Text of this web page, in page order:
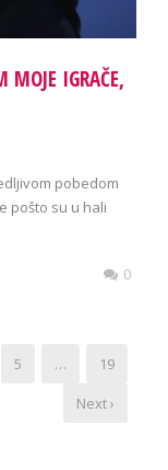
IGRAČE,
pobedom
pošto su u hali
0
5 …
19
Next ›